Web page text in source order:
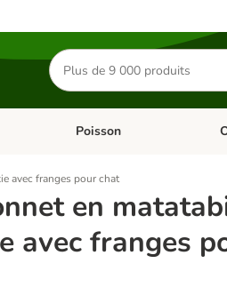
Rechercher
des
produits
Chat Dérouler les catégories:
Poisson
avec franges pour chat
en
avec franges